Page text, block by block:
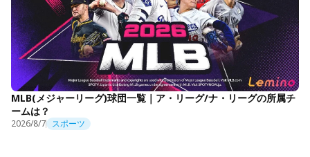
MLB(メジャーリーグ)球団一覧｜ア・リーグ/ナ・リーグの所属チ
ームは？
2026/8/7 スポーツ